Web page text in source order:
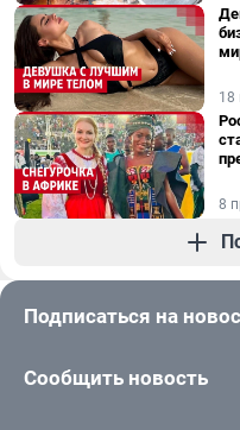
18
8
Подписаться на
Сообщить новость